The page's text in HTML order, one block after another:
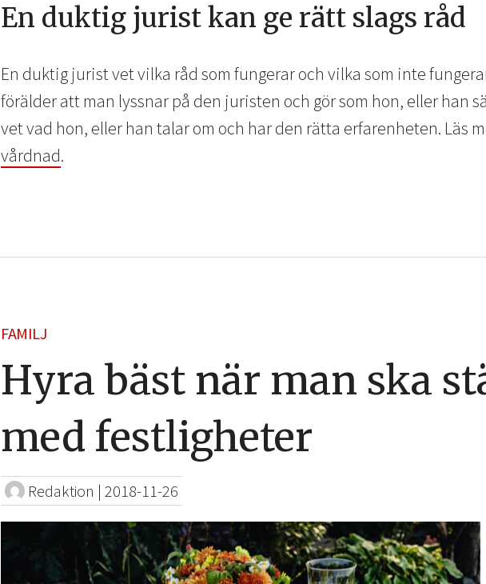
En duktig jurist kan ge rätt slags råd
En duktig jurist vet vilka råd som fungerar och vilka som inte
förälder att man lyssnar på den juristen och gör som hon, eller han
vet vad hon, eller han talar om och har den rätta erfarenheten. Läs
vårdnad.
FAMILJ
Hyra bäst när man ska
med festligheter
Redaktion | 2018-11-26